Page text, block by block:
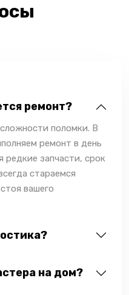
ремонт?
поломки. В
ремонт в день
запчасти, срок
стараемся
вашего
на дом?